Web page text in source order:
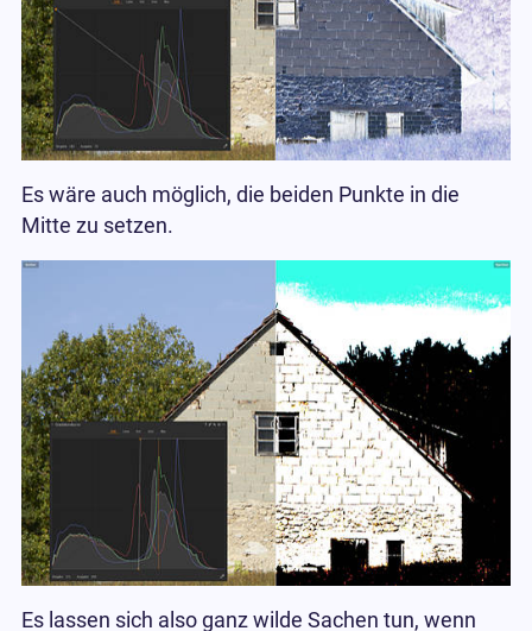
Es wäre auch möglich, die beiden Punkte in die
Mitte zu setzen.
Es lassen sich also ganz wilde Sachen tun, wenn